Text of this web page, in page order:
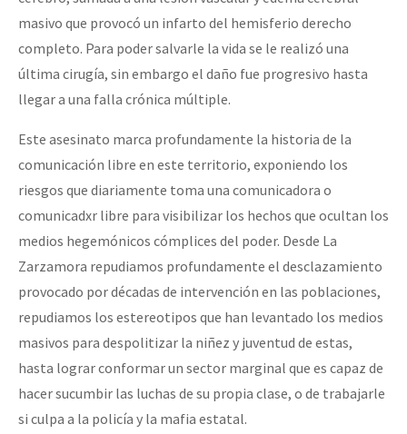
masivo que provocó un infarto del hemisferio derecho
completo. Para poder salvarle la vida se le realizó una
última cirugía, sin embargo el daño fue progresivo hasta
llegar a una falla crónica múltiple.
Este asesinato marca profundamente la historia de la
comunicación libre en este territorio, exponiendo los
riesgos que diariamente toma una comunicadora o
comunicadxr libre para visibilizar los hechos que ocultan los
medios hegemónicos cómplices del poder. Desde La
Zarzamora repudiamos profundamente el desclazamiento
provocado por décadas de intervención en las poblaciones,
repudiamos los estereotipos que han levantado los medios
masivos para despolitizar la niñez y juventud de estas,
hasta lograr conformar un sector marginal que es capaz de
hacer sucumbir las luchas de su propia clase, o de trabajarle
si culpa a la policía y la mafia estatal.